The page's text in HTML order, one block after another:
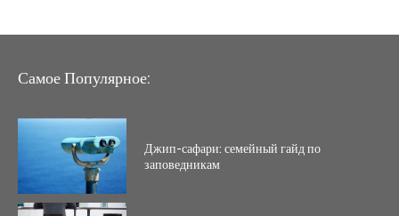
Самое Популярное:
Джип-сафари: семейный гайд по
заповедникам